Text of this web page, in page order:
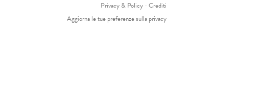
Privacy & Policy- Crediti
Aggiorna le tue preferenze sulla privacy